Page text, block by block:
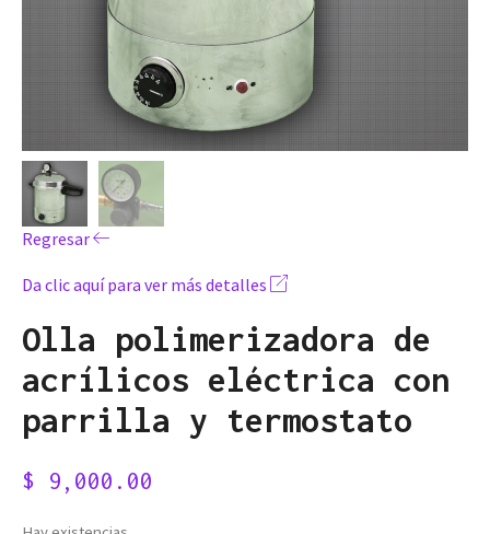
Regresar
Da clic aquí para ver más detalles
Olla polimerizadora de
acrílicos eléctrica con
parrilla y termostato
$ 9,000.00